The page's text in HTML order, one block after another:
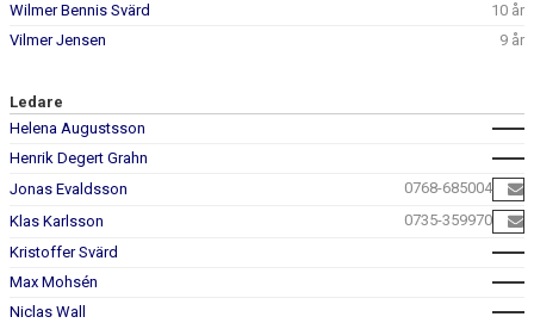
Wilmer Bennis Svärd
10 år
Vilmer Jensen
9 år
Ledare
Helena Augustsson
Henrik Degert Grahn
Jonas Evaldsson
0768-685004
Klas Karlsson
0735-359970
Kristoffer Svärd
Max Mohsén
Niclas Wall